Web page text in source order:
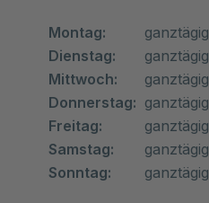
Montag:
ganztägig
Dienstag:
ganztägig
Mittwoch:
ganztägig
Donnerstag: ganztägig
Freitag:
ganztägig
Samstag:
ganztägig
Sonntag:
ganztägig